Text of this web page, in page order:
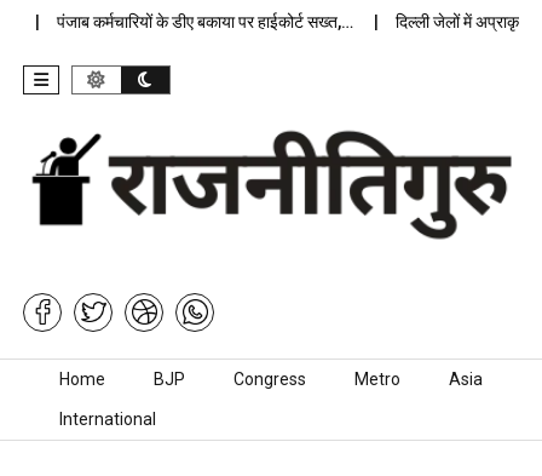
पंजाब कर्मचारियों के डीए बकाया पर हाईकोर्ट सख्त,… दिल्ली जेलों में अप्राकृतिक
Skip to content
Home BJP Congress Metro Asia
International